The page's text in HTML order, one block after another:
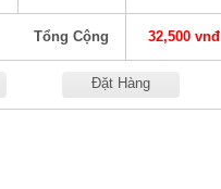
Tổng Cộng 32,500 vnđ
Đặt Hàng